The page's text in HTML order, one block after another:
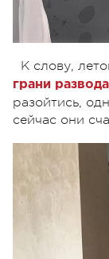
К слову,
грани
разойтись,
сейчас они